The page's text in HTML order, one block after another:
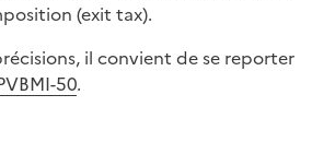
(exit tax).
il convient de se reporter
50.